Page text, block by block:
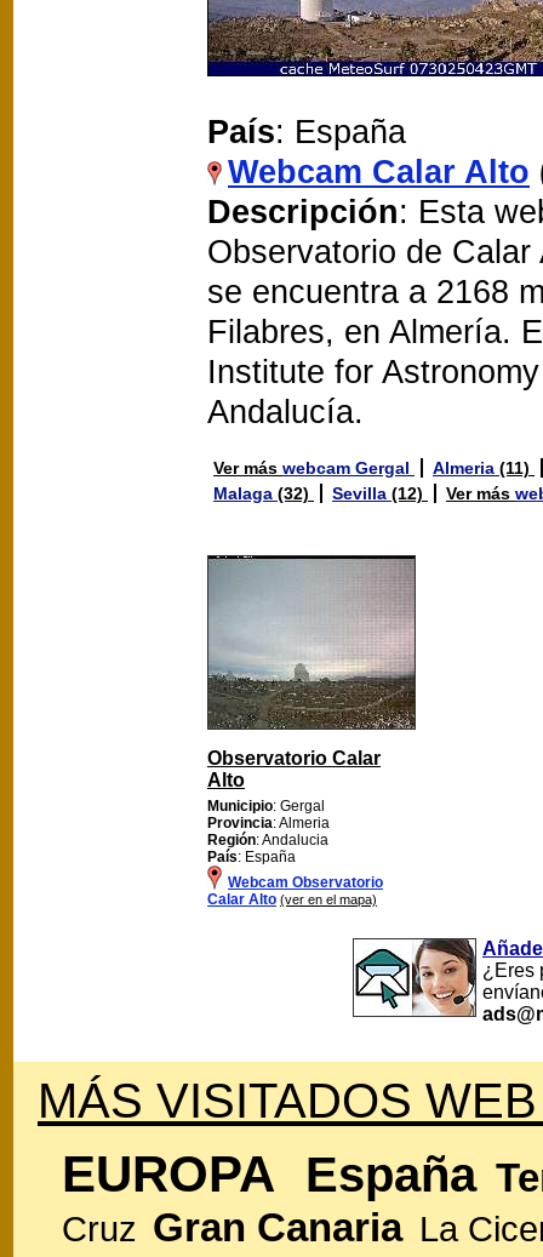
País: España
Webcam Calar Alto
Descripción: Esta
Observatorio de
se encuentra a 2168
Filabres, en Almería.
Institute for
Andalucía.
Ver más webcam Gergal Almeria (11)
Malaga (32) Sevilla (12) Ver más
Observatorio Calar
Alto
Municipio: Gergal
Provincia: Almeria
Región: Andalucia
País: España
Webcam Observatorio
Calar Alto (ver en el mapa)
¿Eres
MÁS VISITADOS
EUROPA España
Cruz Gran Canaria La